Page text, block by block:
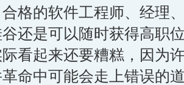
格的软件工程师、经理
谷还是可以随时获得高职
看起来还要糟糕，因为
命中可能会走上错误的